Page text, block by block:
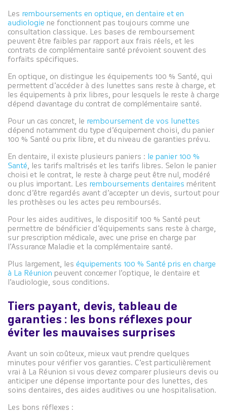
Les remboursements en optique, en dentaire et en
audiologie ne fonctionnent pas toujours comme une
consultation classique. Les bases de remboursement
peuvent être faibles par rapport aux frais réels, et les
contrats de complémentaire santé prévoient souvent des
forfaits spécifiques.
En optique, on distingue les équipements 100 % Santé, qui
permettent d’accéder à des lunettes sans reste à charge, et
les équipements à prix libres, pour lesquels le reste à charge
dépend davantage du contrat de complémentaire santé.
Pour un cas concret, le remboursement de vos lunettes
dépend notamment du type d’équipement choisi, du panier
100 % Santé ou prix libre, et du niveau de garanties prévu.
En dentaire, il existe plusieurs paniers : le panier 100 %
Santé, les tarifs maîtrisés et les tarifs libres. Selon le panier
choisi et le contrat, le reste à charge peut être nul, modéré
ou plus important. Les remboursements dentaires méritent
donc d’être regardés avant d’accepter un devis, surtout pour
les prothèses ou les actes peu remboursés.
Pour les aides auditives, le dispositif 100 % Santé peut
permettre de bénéficier d’équipements sans reste à charge,
sur prescription médicale, avec une prise en charge par
l’Assurance Maladie et la complémentaire santé.
Plus largement, les équipements 100 % Santé pris en charge
à La Réunion peuvent concerner l’optique, le dentaire et
l’audiologie, sous conditions.
Tiers payant, devis, tableau de
garanties : les bons réflexes pour
éviter les mauvaises surprises
Avant un soin coûteux, mieux vaut prendre quelques
minutes pour vérifier vos garanties. C’est particulièrement
vrai à La Réunion si vous devez comparer plusieurs devis ou
anticiper une dépense importante pour des lunettes, des
soins dentaires, des aides auditives ou une hospitalisation.
Les bons réflexes :